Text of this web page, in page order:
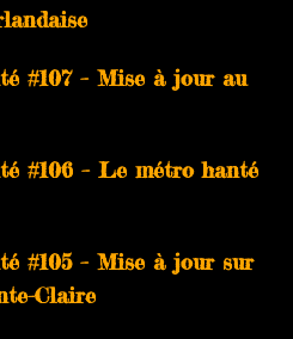
#107 – Mise à jour au
#106 – Le métro hanté
#105 – Mise à jour sur
Claire